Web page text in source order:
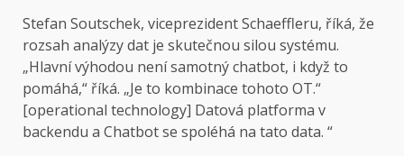
Stefan Soutschek, viceprezident Schaeffleru, říká, že
rozsah analýzy dat je skutečnou silou systému.
„Hlavní výhodou není samotný chatbot, i když to
pomáhá,“ říká. „Je to kombinace tohoto OT.“
[operational technology] Datová platforma v
backendu a Chatbot se spoléhá na tato data. “